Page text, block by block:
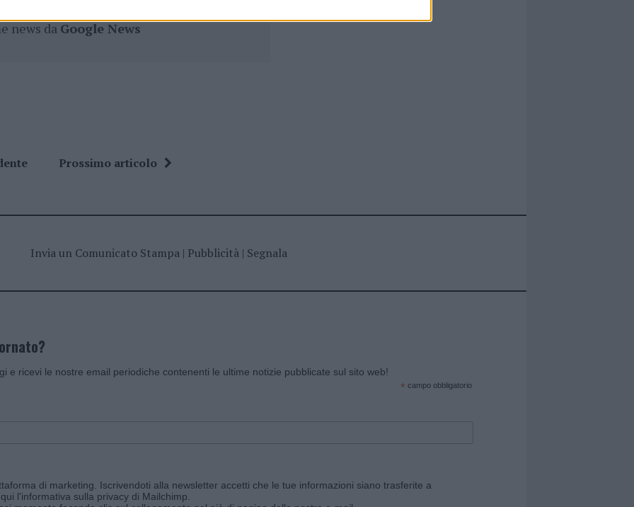
news da Google News
Prossimo articolo
Invia un Comunicato Stampa| Pubblicità| Segnala
e ricevi le nostre email periodiche contenenti le ultime notizie pubblicate sul sito web!
* campo obbligatorio
di marketing. Iscrivendoti alla newsletter accetti che le tue informazioni siano trasferite a
l'informativa sulla privacy di Mailchimp